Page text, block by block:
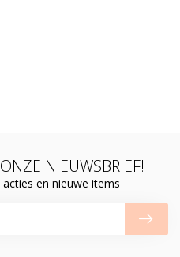
NIEUWSBRIEF!
en nieuwe items